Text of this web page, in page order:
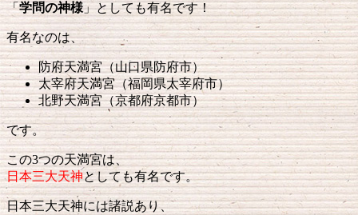
「学問の神様」としても有名です！
有名なのは、
防府天満宮（山口県防府市）
太宰府天満宮（福岡県太宰府市）
北野天満宮（京都府京都市）
です。
この3つの天満宮は、
日本三大天神としても有名です。
日本三大天神には諸説あり、